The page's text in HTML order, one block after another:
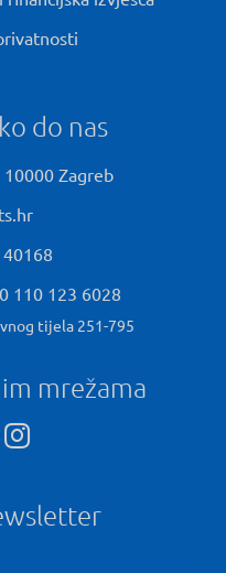
do nas
10000 Zagreb
110 123 6028
tijela 251-795
mrežama